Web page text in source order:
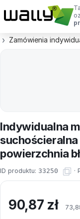
Zamówienia
Indywidualna
powierzchnia
ID produktu: 33250 ·
90,87 zł